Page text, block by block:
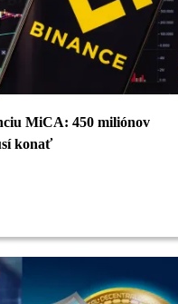
MiCA: 450 miliónov
konať